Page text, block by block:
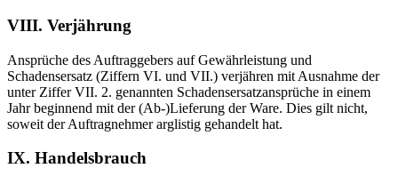
VIII. Verjährung
Ansprüche des Auftraggebers auf Gewährleistung und
Schadensersatz (Ziffern VI. und VII.) verjähren mit Ausnahme der
unter Ziffer VII. 2. genannten Schadensersatzansprüche in einem
Jahr beginnend mit der (Ab-)Lieferung der Ware. Dies gilt nicht,
soweit der Auftragnehmer arglistig gehandelt hat.
IX. Handelsbrauch